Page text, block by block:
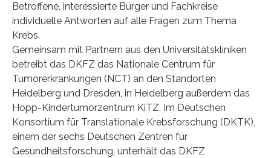
Betroffene, interessierte Bürger und Fachkreise
individuelle Antworten auf alle Fragen zum Thema
Krebs.
Gemeinsam mit Partnern aus den Universitätskliniken
betreibt das DKFZ das Nationale Centrum für
Tumorerkrankungen (NCT) an den Standorten
Heidelberg und Dresden, in Heidelberg außerdem das
Hopp-Kindertumorzentrum KiTZ. Im Deutschen
Konsortium für Translationale Krebsforschung (DKTK),
einem der sechs Deutschen Zentren für
Gesundheitsforschung, unterhält das DKFZ